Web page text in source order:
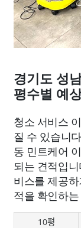
경기도 성
평수별 예
청소 서비스
질 수 있습니
동 민트케어
되는 견적입
비스를 제공
적을 확인하
10평